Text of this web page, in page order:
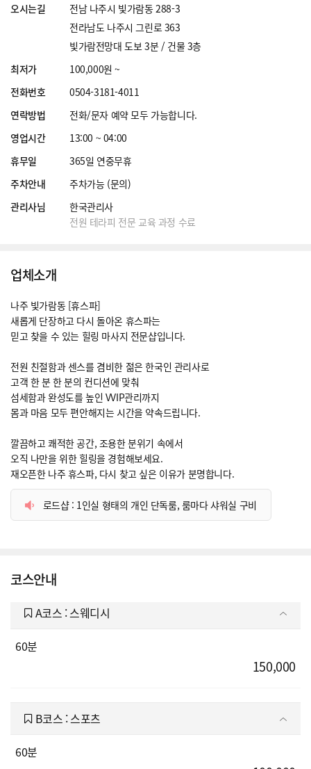
오시는길
전남 나주시 빛가람동 288-3
전라남도 나주시 그린로 363
빛가람전망대 도보 3분 / 건물 3층
최저가
100,000원 ~
전화번호
0504-3181-4011
연락방법
전화/문자 예약 모두 가능합니다.
영업시간
13:00 ~ 04:00
휴무일
365일 연중무휴
주차안내
주차가능 (문의)
관리사님
한국관리사
전원 테라피 전문 교육 과정 수료
업체소개
나주 빛가람동 [휴스파]
새롭게 단장하고 다시 돌아온 휴스파는
믿고 찾을 수 있는 힐링 마사지 전문샵입니다.
전원 친절함과 센스를 겸비한 젊은 한국인 관리사로
고객 한 분 한 분의 컨디션에 맞춰
섬세함과 완성도를 높인 VVIP관리까지
몸과 마음 모두 편안해지는 시간을 약속드립니다.
깔끔하고 쾌적한 공간, 조용한 분위기 속에서
오직 나만을 위한 힐링을 경험해보세요.
재오픈한 나주 휴스파, 다시 찾고 싶은 이유가 분명합니다.
로드샵 : 1인실 형태의 개인 단독룸, 룸마다 샤워실 구비
코스안내
A코스 : 스웨디시
60분
150,000
B코스 : 스포츠
60분